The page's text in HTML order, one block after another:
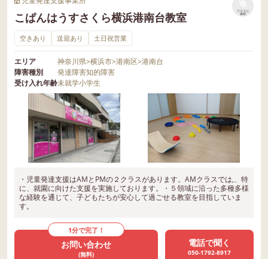
こぱんはうすさくら横浜港南台教室
リストに
保存
空きあり 送迎あり 土日祝営業
エリア 神奈川県>横浜市>港南区>港南台
障害種別
発達障害知的障害
受け入れ年齢未就学小学生
・児童発達支援はAMとPMの２クラスがあります。AMクラスでは,、特
に、就園に向けた支援を実施しております。・５領域に沿った多種多様
な経験を通じて、子どもたちが安心して過ごせる教室を目指していま
す。
1分で完了！
お問い合わせ
(無料)
電話で聞く
050-1792-8917